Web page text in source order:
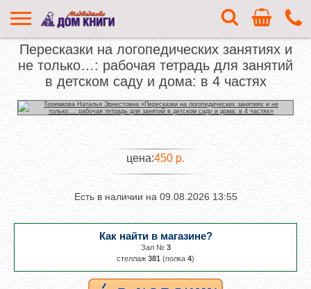
Пересказки на логопедических занятиях и
не только…: рабочая тетрадь для занятий
в детском саду и дома: в 4 частях
цена:450 р.
Есть в наличии на 09.08.2026 13:55
Как найти в магазине?
Зал № 3
cтеллаж 381 (полка 4)